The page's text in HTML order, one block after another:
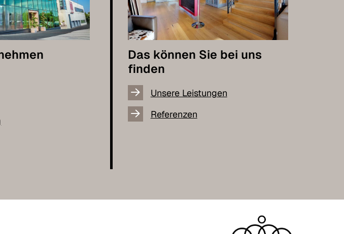
Das können Sie bei uns
finden
Unsere Leistungen
Referenzen